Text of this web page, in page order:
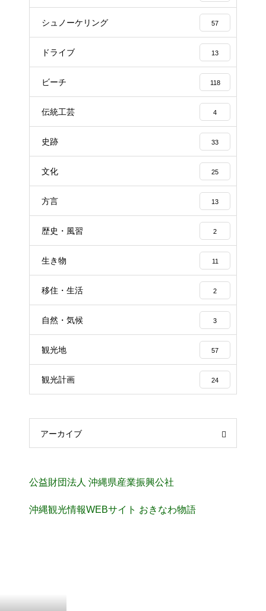
シュノーケリング 57
ドライブ 13
ビーチ 118
伝統工芸 4
史跡 33
文化 25
方言 13
歴史・風習 2
生き物 11
移住・生活 2
自然・気候 3
観光地 57
観光計画 24
アーカイブ
公益財団法人 沖縄県産業振興公社
沖縄観光情報WEBサイト おきなわ物語